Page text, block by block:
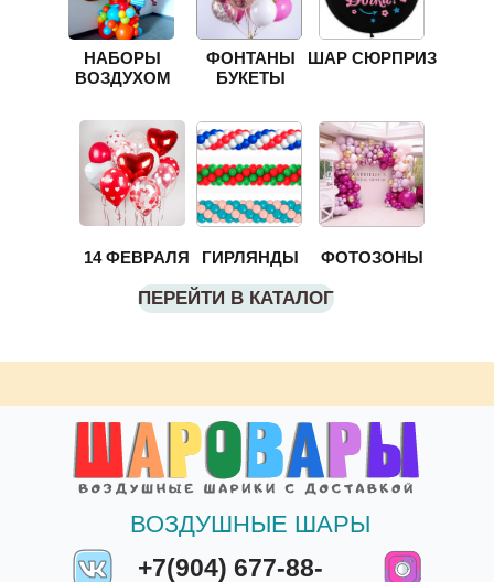
ФОНТАНЫ
БУКЕТЫ
ШАР СЮРПРИЗ
ГИРЛЯНДЫ
ПЕРЕЙТИ В КАТАЛОГ
ФОТОЗОНЫ
14 ФЕВРАЛЯ
НАБОРЫ
ВОЗДУХОМ
+7(904) 677-88-
ВОЗДУШНЫЕ ШАРЫ